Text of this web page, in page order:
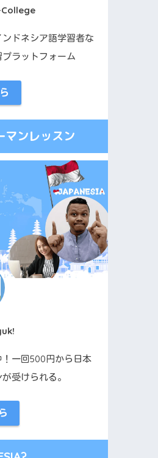
ドネシア語学習者な
ラットフォーム
マンレッスン
一回500円から日本
受けられる。